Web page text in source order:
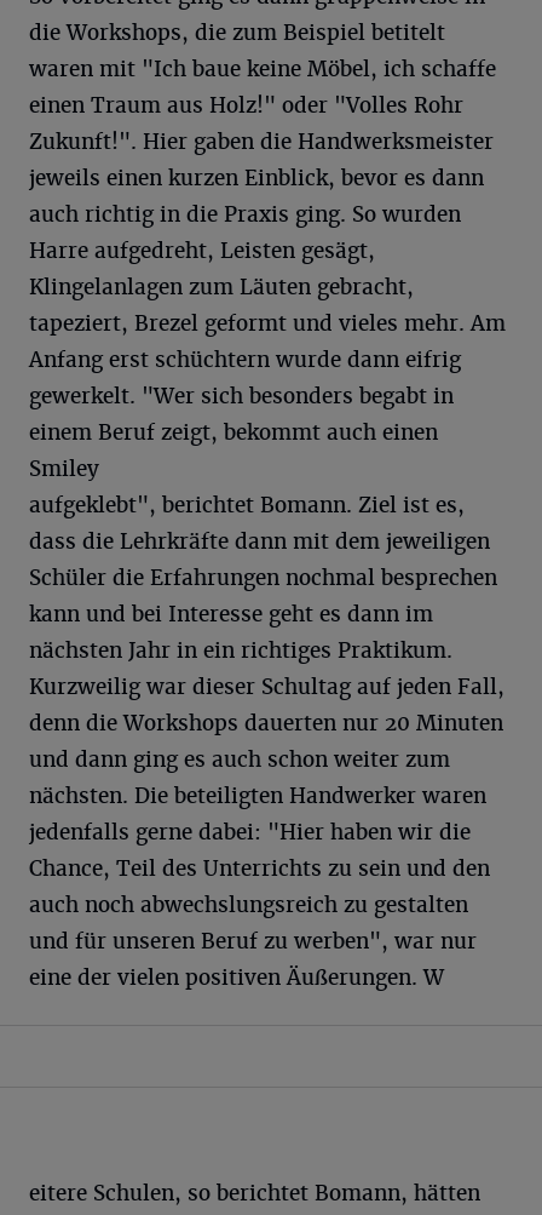
die Workshops, die zum Beispiel betitelt
waren mit "Ich baue keine Möbel, ich schaffe
einen Traum aus Holz!" oder "Volles Rohr
Zukunft!". Hier gaben die Handwerksmeister
jeweils einen kurzen Einblick, bevor es dann
auch richtig in die Praxis ging. So wurden
Harre aufgedreht, Leisten gesägt,
Klingelanlagen zum Läuten gebracht,
tapeziert, Brezel geformt und vieles mehr. Am
Anfang erst schüchtern wurde dann eifrig
gewerkelt. "Wer sich besonders begabt in
einem Beruf zeigt, bekommt auch einen
Smiley
aufgeklebt", berichtet Bomann. Ziel ist es,
dass die Lehrkräfte dann mit dem jeweiligen
Schüler die Erfahrungen nochmal besprechen
kann und bei Interesse geht es dann im
nächsten Jahr in ein richtiges Praktikum.
Kurzweilig war dieser Schultag auf jeden Fall,
denn die Workshops dauerten nur 20 Minuten
und dann ging es auch schon weiter zum
nächsten. Die beteiligten Handwerker waren
jedenfalls gerne dabei: "Hier haben wir die
Chance, Teil des Unterrichts zu sein und den
auch noch abwechslungsreich zu gestalten
und für unseren Beruf zu werben", war nur
eine der vielen positiven Äußerungen. W
eitere Schulen, so berichtet Bomann, hätten